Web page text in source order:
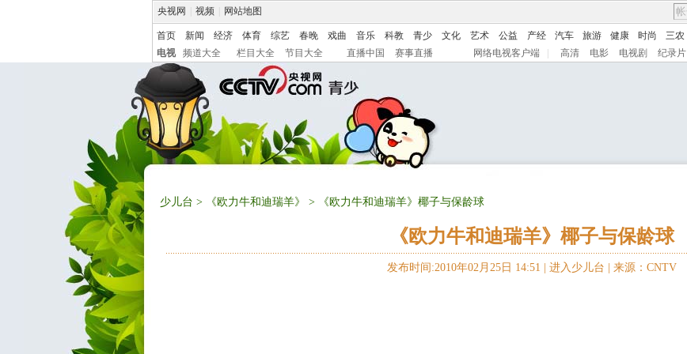
央视网 视频 网站地图
首页 新闻 经济 体育 综艺 春晚 戏曲 音乐 科教 青少 文化 艺术 公益 产经 汽车 旅游 健康 时尚 三农
电视
频道大全 栏目大全 节目大全 直播中国 赛事直播 网络电视客户端 高清 电影 电视剧 纪录片
少儿台 > 《欧力牛和迪瑞羊》 > 《欧力牛和迪瑞羊》椰子与保龄球
《欧力牛和迪瑞羊》椰子与保龄球
发布时间:2010年02月25日 14:51 | 进入少儿台 来源：CNTV